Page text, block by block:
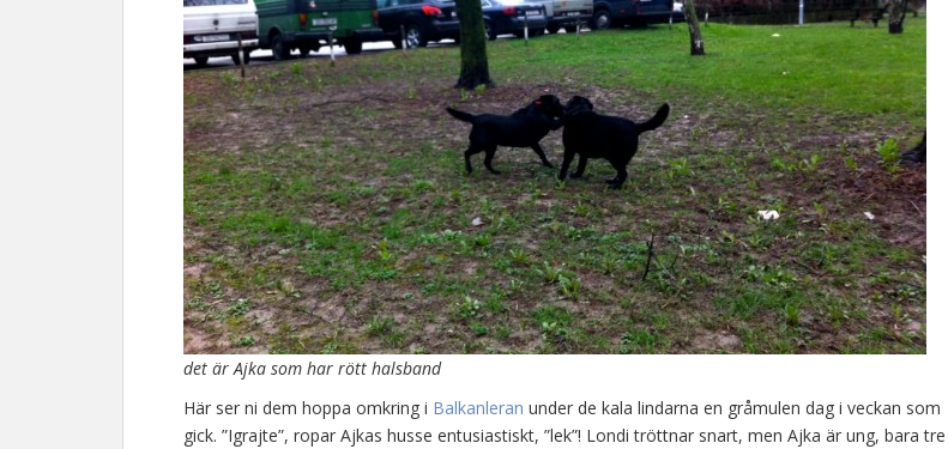
det är Ajka som har rött halsband
Här ser ni dem hoppa omkring i Balkanleran under de kala lindarna en gråmulen dag i veckan som
gick. ”Igrajte”, ropar Ajkas husse entusiastiskt, ”lek”! Londi tröttnar snart, men Ajka är ung, bara tre